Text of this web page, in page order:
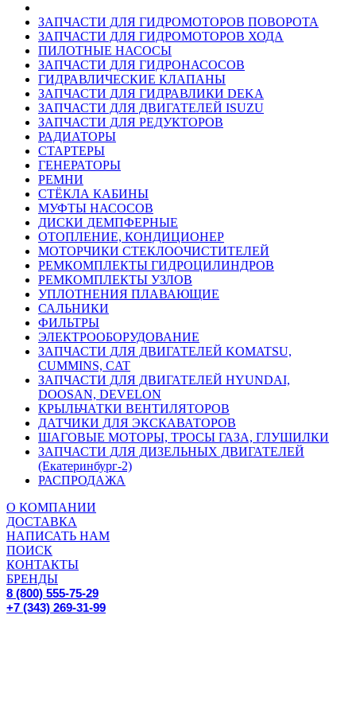
ЗАПЧАСТИ ДЛЯ ГИДРОМОТОРОВ ПОВОРОТА
ЗАПЧАСТИ ДЛЯ ГИДРОМОТОРОВ ХОДА
ПИЛОТНЫЕ НАСОСЫ
ЗАПЧАСТИ ДЛЯ ГИДРОНАСОСОВ
ГИДРАВЛИЧЕСКИЕ КЛАПАНЫ
ЗАПЧАСТИ ДЛЯ ГИДРАВЛИКИ DEKA
ЗАПЧАСТИ ДЛЯ ДВИГАТЕЛЕЙ ISUZU
ЗАПЧАСТИ ДЛЯ РЕДУКТОРОВ
РАДИАТОРЫ
СТАРТЕРЫ
ГЕНЕРАТОРЫ
РЕМНИ
СТЁКЛА КАБИНЫ
МУФТЫ НАСОСОВ
ДИСКИ ДЕМПФЕРНЫЕ
ОТОПЛЕНИЕ, КОНДИЦИОНЕР
МОТОРЧИКИ СТЕКЛООЧИСТИТЕЛЕЙ
РЕМКОМПЛЕКТЫ ГИДРОЦИЛИНДРОВ
РЕМКОМПЛЕКТЫ УЗЛОВ
УПЛОТНЕНИЯ ПЛАВАЮЩИЕ
САЛЬНИКИ
ФИЛЬТРЫ
ЭЛЕКТРООБОРУДОВАНИЕ
ЗАПЧАСТИ ДЛЯ ДВИГАТЕЛЕЙ KOMATSU,
CUMMINS, CAT
ЗАПЧАСТИ ДЛЯ ДВИГАТЕЛЕЙ HYUNDAI,
DOOSAN, DEVELON
КРЫЛЬЧАТКИ ВЕНТИЛЯТОРОВ
ДАТЧИКИ ДЛЯ ЭКСКАВАТОРОВ
ШАГОВЫЕ МОТОРЫ, ТРОСЫ ГАЗА, ГЛУШИЛКИ
ЗАПЧАСТИ ДЛЯ ДИЗЕЛЬНЫХ ДВИГАТЕЛЕЙ
(Екатеринбург-2)
РАСПРОДАЖА
О КОМПАНИИ
ДОСТАВКА
НАПИСАТЬ НАМ
ПОИСК
КОНТАКТЫ
БРЕНДЫ
8 (800) 555-75-29
+7 (343) 269-31-99